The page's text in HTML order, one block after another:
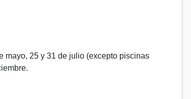
mayo, 25 y 31 de julio (excepto piscinas